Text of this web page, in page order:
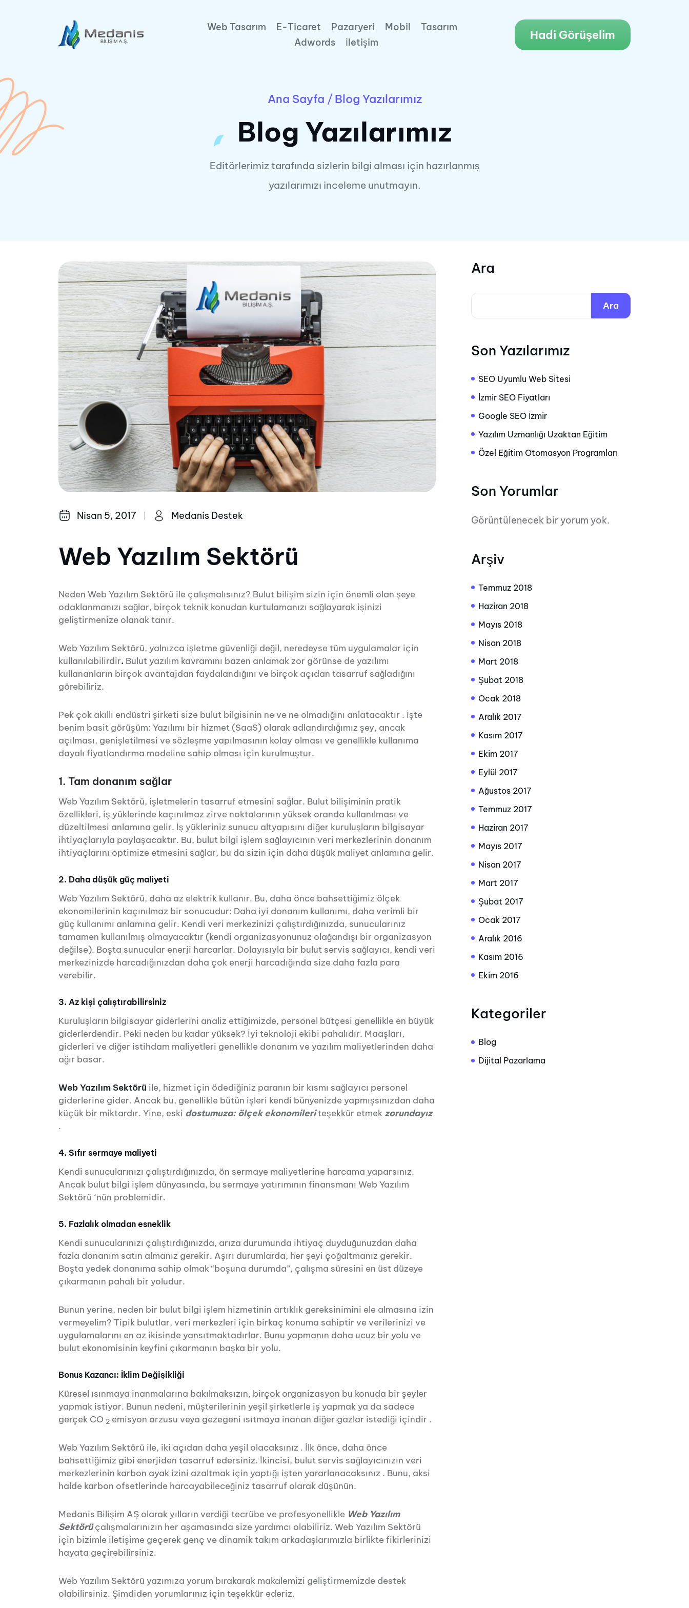
Web Tasarım E-Ticaret Pazaryeri Mobil
Tasarım
Adwords
İletişim
Hadi Görüşelim
Ana Sayfa /Blog Yazılarımız
Blog Yazılarımız
Editörlerimiz tarafında sizlerin bilgi alması için hazırlanmış
yazılarımızı inceleme unutmayın.
Nisan 5, 2017 Medanis Destek
Web Yazılım Sektörü
Neden Web Yazılım Sektörü ile çalışmalısınız? Bulut bilişim sizin için önemli olan şeye
odaklanmanızı sağlar, birçok teknik konudan kurtulamanızı sağlayarak işinizi
geliştirmenize olanak tanır.
Web Yazılım Sektörü, yalnızca işletme güvenliği değil, neredeyse tüm uygulamalar için
kullanılabilirdir. Bulut yazılım kavramını bazen anlamak zor görünse de yazılımı
kullananların birçok avantajdan faydalandığını ve birçok açıdan tasarruf sağladığını
görebiliriz.
Pek çok akıllı endüstri şirketi size bulut bilgisinin ne ve ne olmadığını anlatacaktır . İşte
benim basit görüşüm: Yazılımı bir hizmet (SaaS) olarak adlandırdığımız şey, ancak
açılması, genişletilmesi ve sözleşme yapılmasının kolay olması ve genellikle kullanıma
dayalı fiyatlandırma modeline sahip olması için kurulmuştur.
1. Tam donanım sağlar
Web Yazılım Sektörü, işletmelerin tasarruf etmesini sağlar. Bulut bilişiminin pratik
özellikleri, iş yüklerinde kaçınılmaz zirve noktalarının yüksek oranda kullanılması ve
düzeltilmesi anlamına gelir. İş yükleriniz sunucu altyapısını diğer kuruluşların bilgisayar
ihtiyaçlarıyla paylaşacaktır. Bu, bulut bilgi işlem sağlayıcının veri merkezlerinin donanım
ihtiyaçlarını optimize etmesini sağlar, bu da sizin için daha düşük maliyet anlamına gelir.
2. Daha düşük güç maliyeti
Web Yazılım Sektörü, daha az elektrik kullanır. Bu, daha önce bahsettiğimiz ölçek
ekonomilerinin kaçınılmaz bir sonucudur: Daha iyi donanım kullanımı, daha verimli bir
güç kullanımı anlamına gelir. Kendi veri merkezinizi çalıştırdığınızda, sunucularınız
tamamen kullanılmış olmayacaktır (kendi organizasyonunuz olağandışı bir organizasyon
değilse). Boşta sunucular enerji harcarlar. Dolayısıyla bir bulut servis sağlayıcı, kendi veri
merkezinizde harcadığınızdan daha çok enerji harcadığında size daha fazla para
verebilir.
3. Az kişi çalıştırabilirsiniz
Kuruluşların bilgisayar giderlerini analiz ettiğimizde, personel bütçesi genellikle en büyük
giderlerdendir. Peki neden bu kadar yüksek? İyi teknoloji ekibi pahalıdır. Maaşları,
giderleri ve diğer istihdam maliyetleri genellikle donanım ve yazılım maliyetlerinden daha
ağır basar.
Web Yazılım Sektörü ile, hizmet için ödediğiniz paranın bir kısmı sağlayıcı personel
giderlerine gider. Ancak bu, genellikle bütün işleri kendi bünyenizde yapmışsınızdan daha
küçük bir miktardır. Yine, eski dostumuza: ölçek ekonomileriteşekkür etmek zorundayız
.
4. Sıfır sermaye maliyeti
Kendi sunucularınızı çalıştırdığınızda, ön sermaye maliyetlerine harcama yaparsınız.
Ancak bulut bilgi işlem dünyasında, bu sermaye yatırımının finansmanı Web Yazılım
Sektörü ‘nün problemidir.
5. Fazlalık olmadan esneklik
Kendi sunucularınızı çalıştırdığınızda, arıza durumunda ihtiyaç duyduğunuzdan daha
fazla donanım satın almanız gerekir. Aşırı durumlarda, her şeyi çoğaltmanız gerekir.
Boşta yedek donanıma sahip olmak “boşuna durumda”, çalışma süresini en üst düzeye
çıkarmanın pahalı bir yoludur.
Bunun yerine, neden bir bulut bilgi işlem hizmetinin artıklık gereksinimini ele almasına izin
vermeyelim? Tipik bulutlar, veri merkezleri için birkaç konuma sahiptir ve verilerinizi ve
uygulamalarını en az ikisinde yansıtmaktadırlar. Bunu yapmanın daha ucuz bir yolu ve
bulut ekonomisinin keyfini çıkarmanın başka bir yolu.
Bonus Kazancı: İklim Değişikliği
Küresel ısınmaya inanmalarına bakılmaksızın, birçok organizasyon bu konuda bir şeyler
yapmak istiyor. Bunun nedeni, müşterilerinin yeşil şirketlerle iş yapmak ya da sadece
gerçek CO 2 emisyon arzusu veya gezegeni ısıtmaya inanan diğer gazlar istediği içindir .
Web Yazılım Sektörü ile, iki açıdan daha yeşil olacaksınız . İlk önce, daha önce
bahsettiğimiz gibi enerjiden tasarruf edersiniz. İkincisi, bulut servis sağlayıcınızın veri
merkezlerinin karbon ayak izini azaltmak için yaptığı işten yararlanacaksınız . Bunu, aksi
halde karbon ofsetlerinde harcayabileceğiniz tasarruf olarak düşünün.
Medanis Bilişim AŞ olarak yılların verdiği tecrübe ve profesyonellikle Web Yazılım
Sektörüçalışmalarınızın her aşamasında size yardımcı olabiliriz. Web Yazılım Sektörü
için bizimle iletişime geçerek genç ve dinamik takım arkadaşlarımızla birlikte fikirlerinizi
hayata geçirebilirsiniz.
Web Yazılım Sektörü yazımıza yorum bırakarak makalemizi geliştirmemizde destek
olabilirsiniz. Şimdiden yorumlarınız için teşekkür ederiz.
Ara
Ara
Son Yazılarımız
SEO Uyumlu Web Sitesi
İzmir SEO Fiyatları
Google SEO İzmir
Yazılım Uzmanlığı Uzaktan Eğitim
Özel Eğitim Otomasyon Programları
Son Yorumlar
Görüntülenecek bir yorum yok.
Arşiv
Temmuz 2018
Haziran 2018
Mayıs 2018
Nisan 2018
Mart 2018
Şubat 2018
Ocak 2018
Aralık 2017
Kasım 2017
Ekim 2017
Eylül 2017
Ağustos 2017
Temmuz 2017
Haziran 2017
Mayıs 2017
Nisan 2017
Mart 2017
Şubat 2017
Ocak 2017
Aralık 2016
Kasım 2016
Ekim 2016
Kategoriler
Blog
Dijital Pazarlama